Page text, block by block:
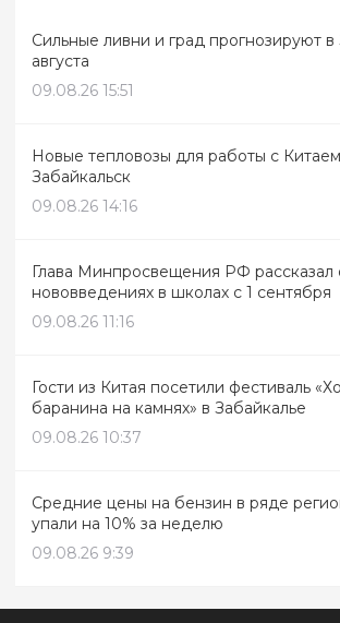
Сильные ливни и град прогнозируют в
августа
09.08.26 15:51
Новые тепловозы для работы с
Забайкальск
09.08.26 14:16
Глава Минпросвещения РФ рассказал
нововведениях в школах с 1 сентября
09.08.26 11:16
Гости из Китая посетили фестиваль
баранина на камнях» в Забайкалье
09.08.26 10:37
Средние цены на бензин в ряде
упали на 10% за неделю
09.08.26 9:39